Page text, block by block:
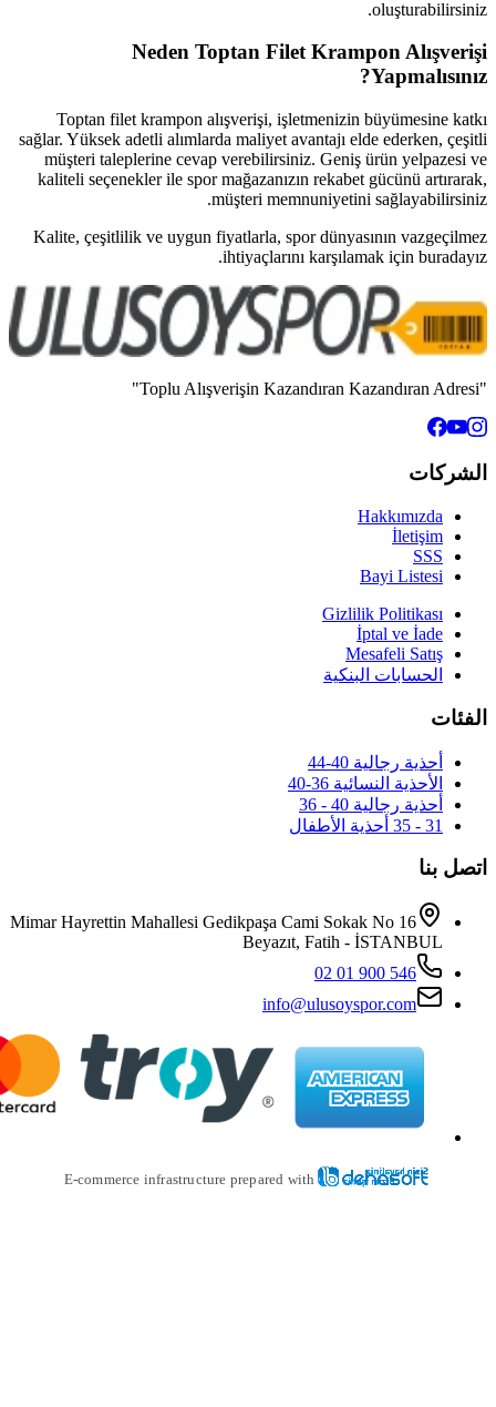
Neden Toptan
Toptan filet krampon
sağlar. Yüksek adetli alımlarda
müşteri taleplerine cevap
kaliteli seçenekler ile spor
müşteri
Kalite, çeşitlilik ve uygun
Mimar Hayrettin Mahallesi
E-commerce infrastructure